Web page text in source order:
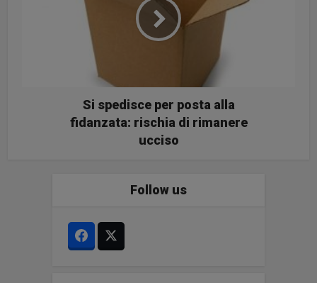
Si spedisce per posta alla
fidanzata: rischia di rimanere
ucciso
Follow us